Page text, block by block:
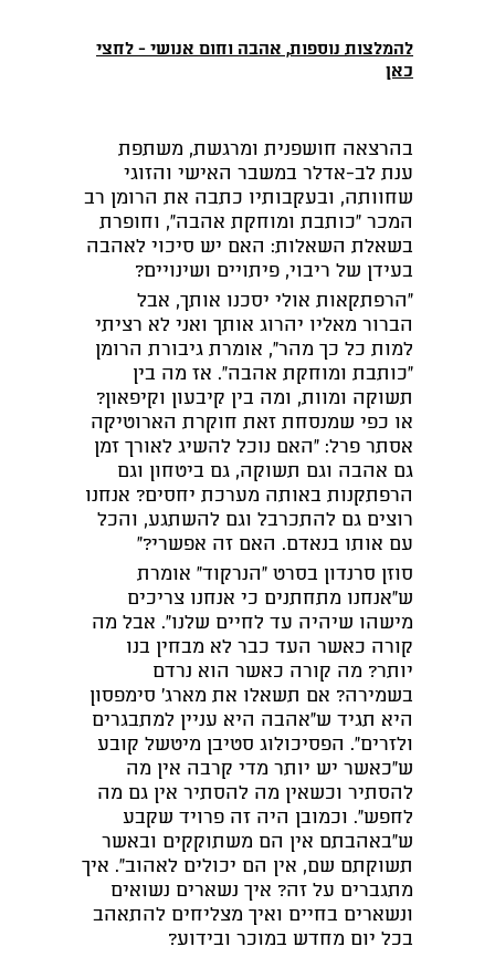
להמלצות נוספות, אהבה וחום אנושי - לחצי
כאן
בהרצאה חושפנית ומרגשת, משתפת
ענת לב-אדלר במשבר האישי והזוגי
שחוותה, ובעקבותיו כתבה את הרומן רב
המכר "כותבת ומוחקת אהבה", וחופרת
בשאלת השאלות: האם יש סיכוי לאהבה
בעידן של ריבוי, פיתויים ושינויים?
"הרפתקאות אולי יסכנו אותך, אבל
הברור מאליו יהרוג אותך ואני לא רציתי
למות כל כך מהר", אומרת גיבורת הרומן
"כותבת ומוחקת אהבה". אז מה בין
תשוקה ומוות, ומה בין קיבעון וקיפאון?
או כפי שמנסחת זאת חוקרת הארוטיקה
אסתר פרל: "האם נוכל להשיג לאורך זמן
גם אהבה וגם תשוקה, גם ביטחון וגם
הרפתקנות באותה מערכת יחסים? אנחנו
רוצים גם להתכרבל וגם להשתגע, והכל
עם אותו בנאדם. האם זה אפשרי?"
סוזן סרנדון בסרט "הנרקוד" אומרת
ש"אנחנו מתחתנים כי אנחנו צריכים
מישהו שיהיה עד לחיים שלנו". אבל מה
קורה כאשר העד כבר לא מבחין בנו
יותר? מה קורה כאשר הוא נרדם
בשמירה? אם תשאלו את מארג' סימפסון
היא תגיד ש"אהבה היא עניין למתבגרים
ולזרים". הפסיכולוג סטיבן מיטשל קובע
ש"כאשר יש יותר מדי קרבה אין מה
להסתיר וכשאין מה להסתיר אין גם מה
לחפש". וכמובן היה זה פרויד שקבע
ש"באהבתם אין הם משתוקקים ובאשר
תשוקתם שם, אין הם יכולים לאהוב". איך
מתגברים על זה? איך נשארים נשואים
ונשארים בחיים ואיך מצליחים להתאהב
בכל יום מחדש במוכר ובידוע?